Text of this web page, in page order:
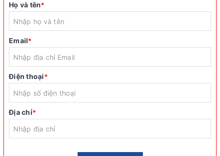
Họ và tên*
Email*
Điện thoại*
Địa chỉ*